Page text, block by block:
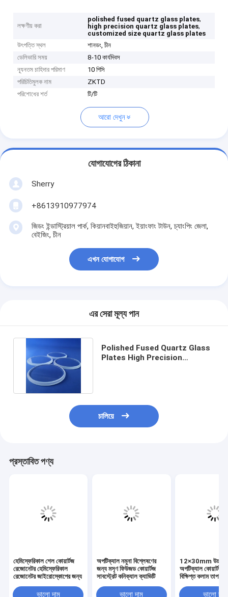
লক্ষণীয় করা
polished fused quartz glass plates,
high precision quartz glass plates,
customized size quartz glass plates
উৎপত্তি স্থল
শানডং, চীন
ডেলিভারি সময়
8-10 কার্যদিবস
ন্যূনতম চাহিদার পরিমাণ
10 পিসি
পরিচিতিমুলক নাম
ZKTD
পরিশোধের শর্ত
টি/টি
আরো দেখুন
যোগাযোগের ঠিকানা
Sherry
+8613910977974
জিডং ইন্ডাস্ট্রিয়াল পার্ক, কিয়ানবাইহুজিয়ান, ইয়াংফাং টাউন, চ্যাংপিং জেলা,
বেইজিং, চীন
এখন যোগাযোগ
এর সেরা মূল্য পান
Polished Fused Quartz Glass
Plates High Precision
চালিয়ে
প্রস্তাবিত পণ্য
হেমিস্ফেরিকাল শেল কোয়ার্টজ
রেজোনেটর হেমিস্ফেরিকাল
রেজোনেটর জাইরোস্কোপের জন্য
ভালো দাম
অপটিক্যাল নমুনা বিশ্লেষণের
জন্য মসৃণ ফিউজড কোয়ার্টজ
সাবস্ট্রেট কনিক্যাল ক্যাভিটি
ভালো দাম
12×30mm উচ্চ
অপটিক্যাল কোয়ার্টজ
বিক্ষিপ্ত কলাম তাপ
ভালো দাম